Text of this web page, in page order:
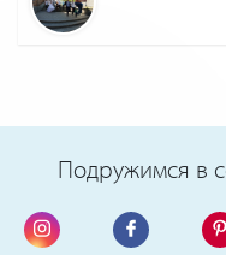
Подружимся в